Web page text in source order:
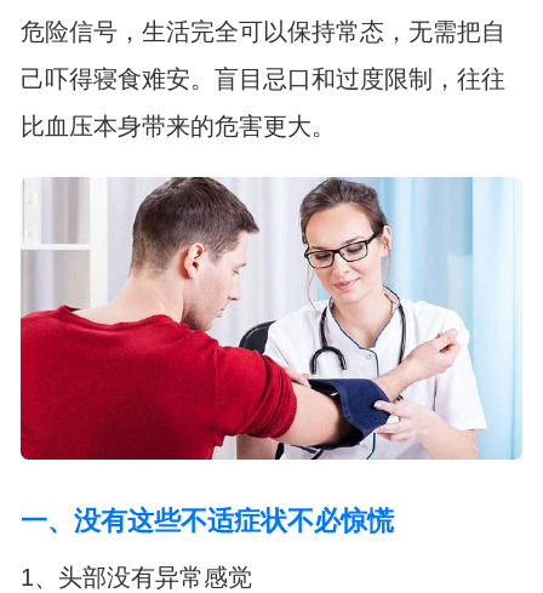
危险信号，生活完全可以保持常态，无需把自
己吓得寝食难安。盲目忌口和过度限制，往往
比血压本身带来的危害更大。
一、没有这些不适症状不必惊慌
1、头部没有异常感觉